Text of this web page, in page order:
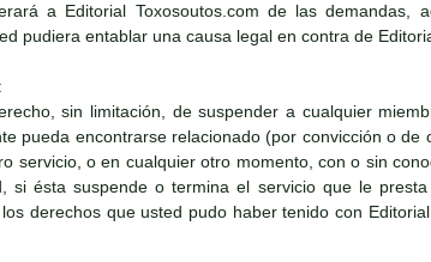
a Editorial Toxosoutos.com de las demandas,
pudiera entablar una causa legal en contra de
sin limitación, de suspender a cualquier
pueda encontrarse relacionado (por convicción o
servicio, o en cualquier otro momento, con o sin
si ésta suspende o termina el servicio que le
derechos que usted pudo haber tenido con